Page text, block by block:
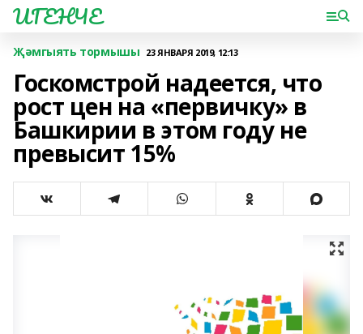
ИГЕНЧЕ
Җәмгыять тормышы 23 ЯНВАРЯ 2019, 12:13
Госкомстрой надеется, что
рост цен на «первичку» в
Башкирии в этом году не
превысит 15%